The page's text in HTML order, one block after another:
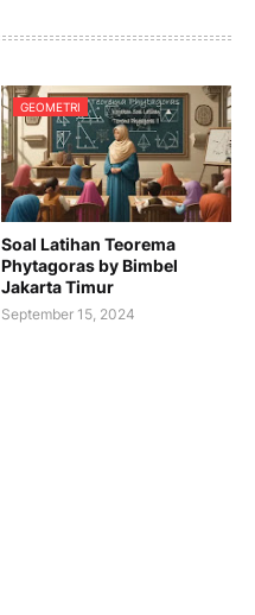
GEOMETRI
Soal Latihan Teorema
Phytagoras by Bimbel
Jakarta Timur
September 15, 2024